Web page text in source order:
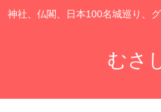
神社、仏閣、日本100名城巡り、
むさ